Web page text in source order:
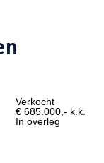
Verkocht
€ 685.000,- k.k.
In overleg